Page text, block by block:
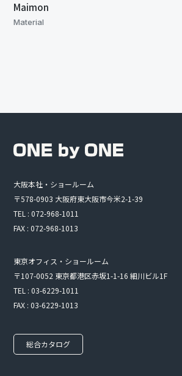
Maimon
Material
大阪本社・ショールーム
〒578-0903 大阪府東大阪市今米2-1-39
TEL : 072-968-1011
FAX : 072-968-1013
東京オフィス・ショールーム
〒107-0052 東京都港区赤坂1-1-16 細川ビル1F
TEL : 03-6229-1011
FAX : 03-6229-1013
総合カタログ